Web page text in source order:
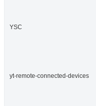
YSC
yt-remote-connected-devices